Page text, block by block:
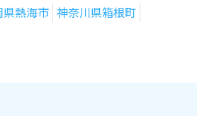
県熱海市 神奈川県箱根町